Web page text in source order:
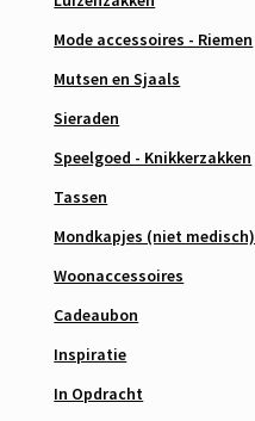
Mode accessoires - Riemen
Mutsen en Sjaals
Sieraden
Speelgoed - Knikkerzakken
Tassen
Mondkapjes (niet medisch)
Woonaccessoires
Cadeaubon
Inspiratie
In Opdracht